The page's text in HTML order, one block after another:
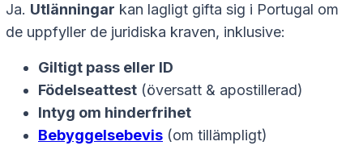
Ja. Utlänningar kan lagligt gifta sig i Portugal om
de uppfyller de juridiska kraven, inklusive:
Giltigt pass eller ID
Födelseattest (översatt & apostillerad)
Intyg om hinderfrihet
Bebyggelsebevis (om tillämpligt)